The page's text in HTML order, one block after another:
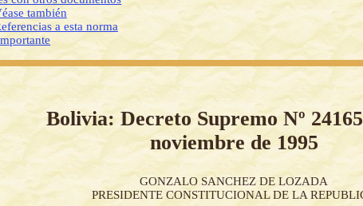
también
a esta norma
Bolivia: Decreto Supremo Nº
noviembre de 1995
GONZALO SANCHEZ DE LOZADA
PRESIDENTE CONSTITUCIONAL DE LA